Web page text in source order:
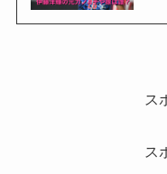
ス
ス